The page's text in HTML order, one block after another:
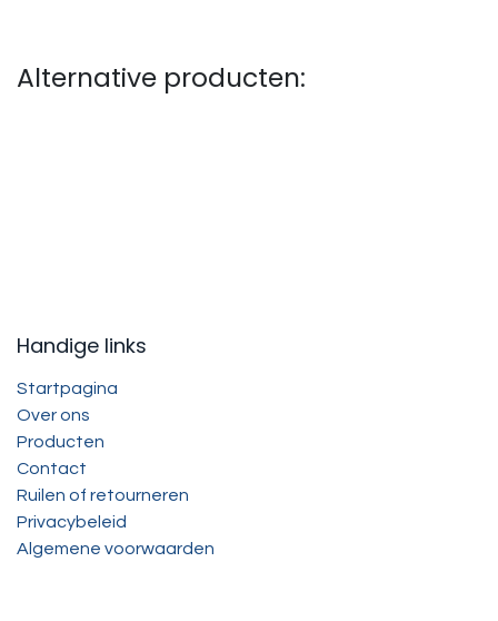
Alternative producten:
Handige links
Startpagina
Over ons
Producten
Contact
Ruilen of retourneren
Privacybeleid
Algemene voorwaarden